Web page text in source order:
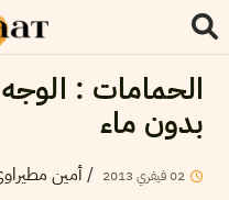
الحمامات : الوجه
بدون ماء
02فيفري 2013
/أمين